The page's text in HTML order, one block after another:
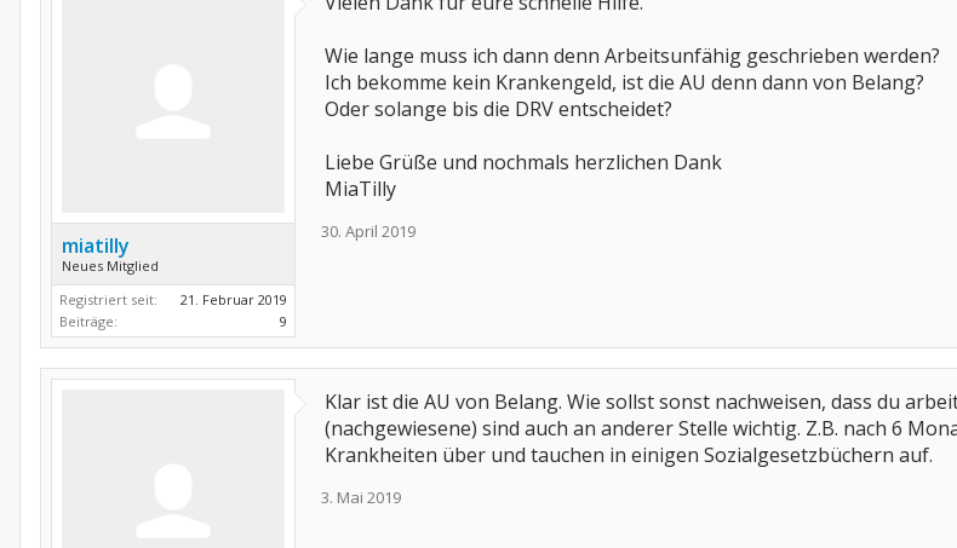
miatilly
Neues Mitglied
Registriert seit:
21. Februar 2019
Beiträge:
9
Wie lange muss ich dann denn Arbeitsunfähig geschrieben werden?
Ich bekomme kein Krankengeld, ist die AU denn dann von Belang?
Oder solange bis die DRV entscheidet?
Liebe Grüße und nochmals herzlichen Dank
MiaTilly
30. April 2019
Klar ist die AU von Belang. Wie sollst sonst nachweisen, dass du
(nachgewiesene) sind auch an anderer Stelle wichtig. Z.B. nach 6
Krankheiten über und tauchen in einigen Sozialgesetzbüchern auf.
3. Mai 2019